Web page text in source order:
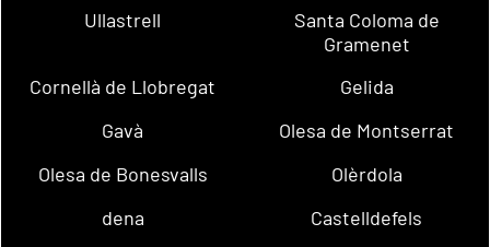
Ullastrell
Santa Coloma de
Gramenet
Cornellà de Llobregat
Gelida
Gavà
Olesa de Montserrat
Olesa de Bonesvalls
Olèrdola
dena
Castelldefels